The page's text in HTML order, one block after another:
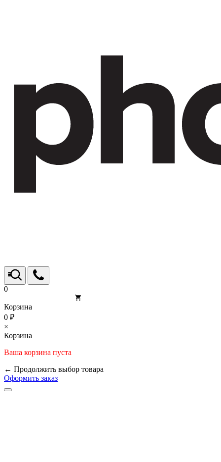
0
Корзина
0 ₽
×
Корзина
Ваша корзина пуста
← Продолжить выбор товара
Оформить заказ